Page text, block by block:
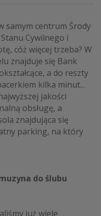
samym centrum Środy
Cywilnego i
cóż więcej trzeba? W
znajduje się Bank
a do reszty
kilka minut...
jakości
obsługę, a
znajdująca się
parking, na który
do ślubu
już wiele